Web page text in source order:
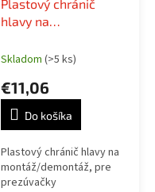
Plastový chránič
hlavy na
Skladom (>5 ks)
€11,06
Do košíka
Plastový chránič hlavy na
montáž/demontáž, pre
prezúvačky